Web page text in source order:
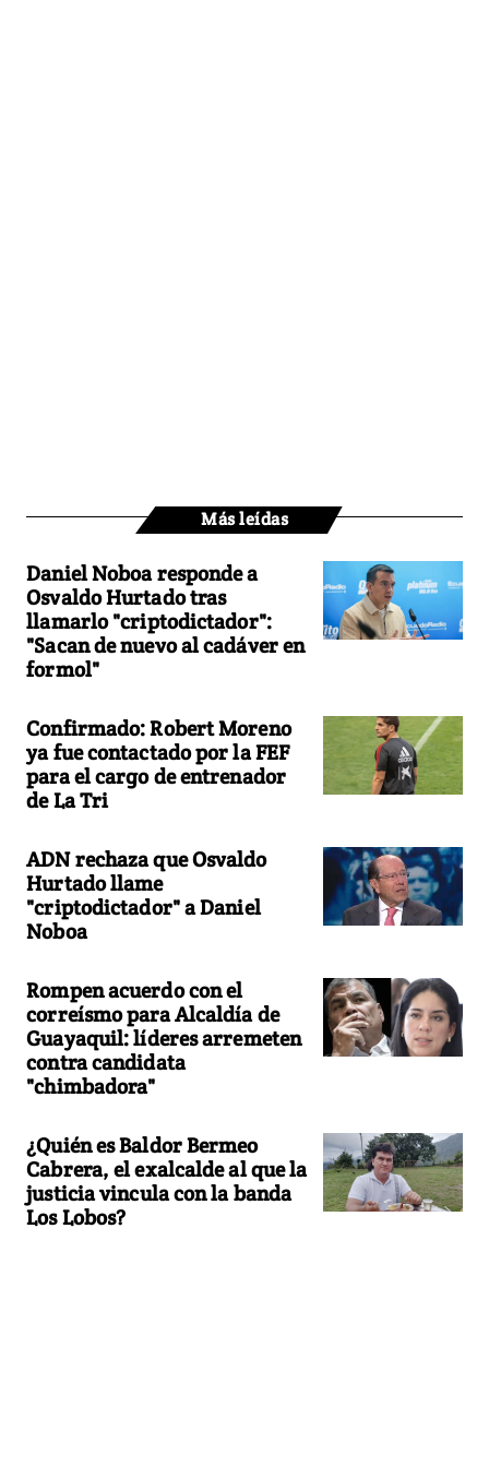
Más leídas
Daniel Noboa responde a
Osvaldo Hurtado tras
llamarlo "criptodictador":
"Sacan de nuevo al cadáver en
formol"
Confirmado: Robert Moreno
ya fue contactado por la FEF
para el cargo de entrenador
de La Tri
ADN rechaza que Osvaldo
Hurtado llame
"criptodictador" a Daniel
Noboa
Rompen acuerdo con el
correísmo para Alcaldía de
Guayaquil: líderes arremeten
contra candidata
"chimbadora"
¿Quién es Baldor Bermeo
Cabrera, el exalcalde al que la
justicia vincula con la banda
Los Lobos?